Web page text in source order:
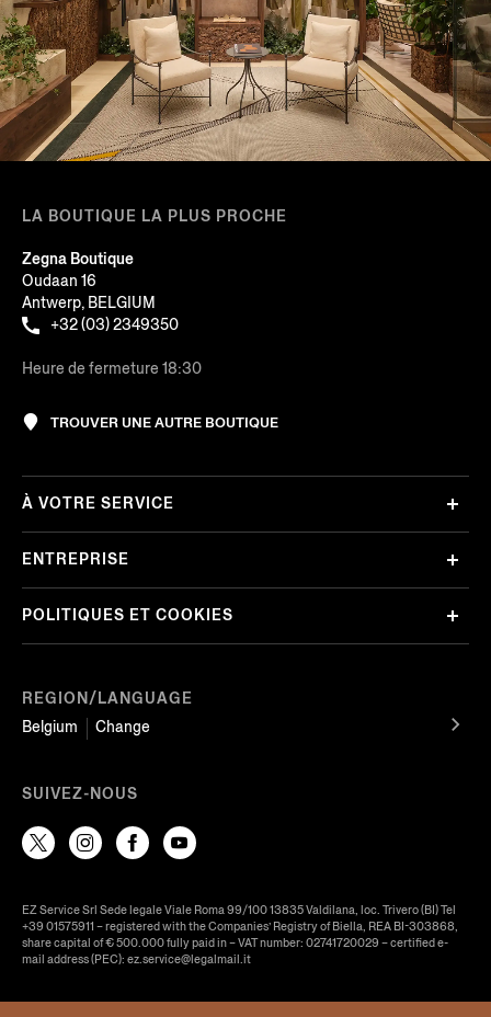
LA BOUTIQUE LA PLUS PROCHE
Zegna Boutique
Oudaan 16
Antwerp, BELGIUM
+32 (03) 2349350
Heure de fermeture 18:30
TROUVER UNE AUTRE BOUTIQUE
REGION/LANGUAGE
Belgium
Change
À VOTRE SERVICE
ENTREPRISE
POLITIQUES ET COOKIES
SUIVEZ-NOUS
EZ Service Srl Sede legale Viale Roma 99/100 13835 Valdilana, loc. Trivero (BI) Tel
+39 01575911 – registered with the Companies’ Registry of Biella, REA BI-303868,
share capital of € 500.000 fully paid in – VAT number: 02741720029 – certified e-
mail address (PEC): ez.service@legalmail.it